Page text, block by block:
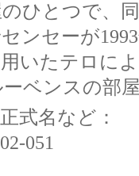
ひとつで、
ンセーが
いたテロに
ベンスの部
正式名など：
051